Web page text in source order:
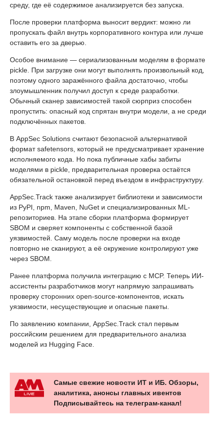
среду, где её содержимое анализируется без запуска.
После проверки платформа выносит вердикт: можно ли
пропускать файл внутрь корпоративного контура или лучше
оставить его за дверью.
Особое внимание — сериализованным моделям в формате
pickle. При загрузке они могут выполнять произвольный код,
поэтому одного заражённого файла достаточно, чтобы
злоумышленник получил доступ к среде разработки.
Обычный сканер зависимостей такой сюрприз способен
пропустить: опасный код спрятан внутри модели, а не среди
подключённых пакетов.
В AppSec Solutions считают безопасной альтернативой
формат safetensors, который не предусматривает хранение
исполняемого кода. Но пока публичные хабы забиты
моделями в pickle, предварительная проверка остаётся
обязательной остановкой перед въездом в инфраструктуру.
AppSec.Track также анализирует библиотеки и зависимости
из PyPI, npm, Maven, NuGet и специализированных ML-
репозиториев. На этапе сборки платформа формирует
SBOM и сверяет компоненты с собственной базой
уязвимостей. Саму модель после проверки на входе
повторно не сканируют, а её окружение контролируют уже
через SBOM.
Ранее платформа получила интеграцию с MCP. Теперь ИИ-
ассистенты разработчиков могут напрямую запрашивать
проверку сторонних open-source-компонентов, искать
уязвимости, несуществующие и опасные пакеты.
По заявлению компании, AppSec.Track стал первым
российским решением для предварительного анализа
моделей из Hugging Face.
Самые свежие новости ИТ и ИБ. Обзоры,
аналитика, анонсы главных ивентов
Подписывайтесь на телеграм-канал!